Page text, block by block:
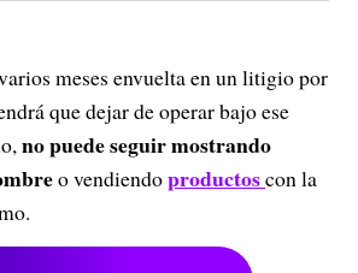
meses envuelta en un litigio por
que dejar de operar bajo ese
no puede seguir mostrando
o vendiendoproductoscon la